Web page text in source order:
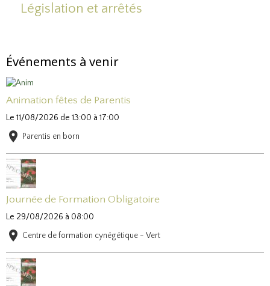
Législation et arrêtés
Événements à venir
Animation fêtes de Parentis
Le 11/08/2026 de 13:00 à 17:00
Parentis en born
Journée de Formation Obligatoire
Le 29/08/2026 à 08:00
Centre de formation cynégétique - Vert